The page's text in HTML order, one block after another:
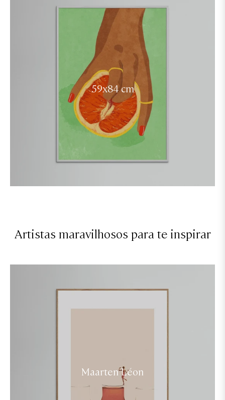
59x84 cm
Artistas maravilhosos para te inspirar
Maarten Léon